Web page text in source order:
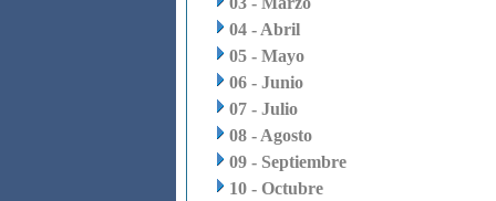
04 - Abril
05 - Mayo
06 - Junio
07 - Julio
08 - Agosto
09 - Septiembre
10 - Octubre